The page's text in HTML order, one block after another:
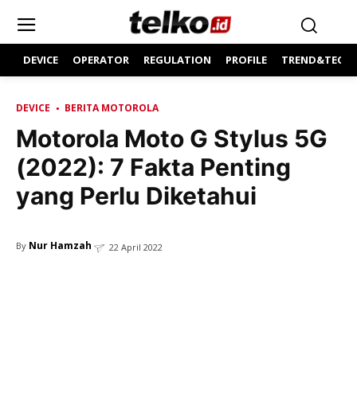
DEVICE OPERATOR REGULATION PROFILE
DEVICE BERITA MOTOROLA
Motorola Moto G Stylus 5G
(2022): 7 Fakta Penting
yang Perlu Diketahui
By Nur Hamzah 22 April 2022